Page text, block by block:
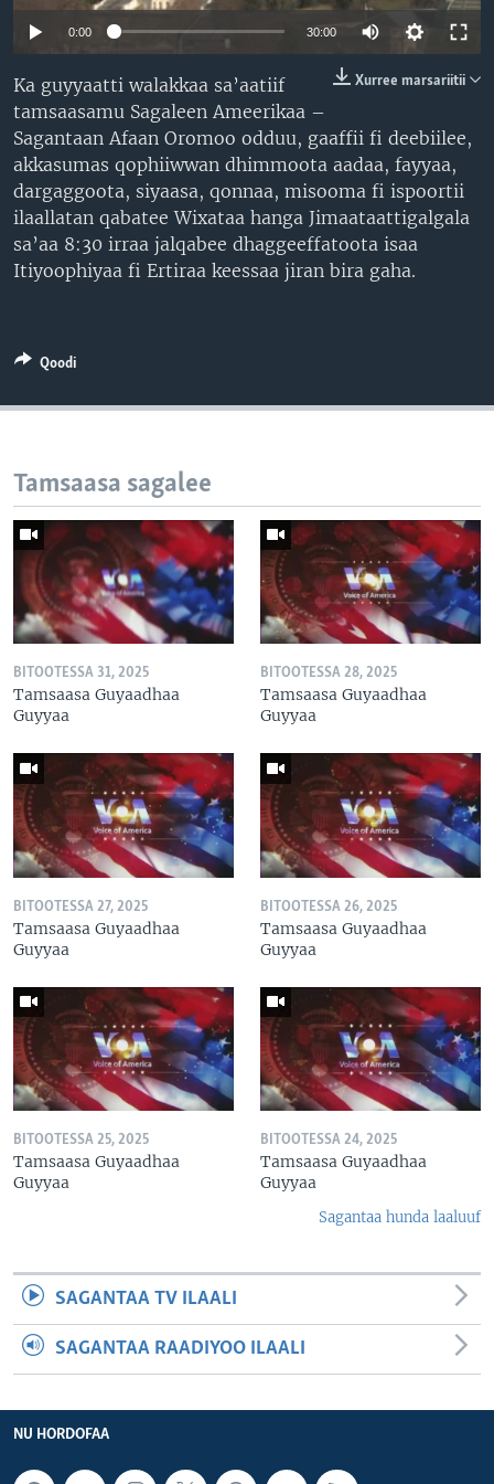
0:00 30:00
Xurree marsariitii
Ka guyyaatti walakkaa sa’aatiif
tamsaasamu Sagaleen Ameerikaa –
Sagantaan Afaan Oromoo odduu, gaaffii fi deebiilee,
akkasumas qophiiwwan dhimmoota aadaa, fayyaa,
dargaggoota, siyaasa, qonnaa, misooma fi ispoortii
ilaallatan qabatee Wixataa hanga Jimaataattigalgala
sa’aa 8:30 irraa jalqabee dhaggeeffatoota isaa
Itiyoophiyaa fi Ertiraa keessaa jiran bira gaha.
Qoodi
Tamsaasa sagalee
BITOOTESSA 31, 2025
Tamsaasa Guyaadhaa
Guyyaa
BITOOTESSA 28, 2025
Tamsaasa Guyaadhaa
Guyyaa
BITOOTESSA 27, 2025
Tamsaasa Guyaadhaa
Guyyaa
BITOOTESSA 26, 2025
Tamsaasa Guyaadhaa
Guyyaa
BITOOTESSA 25, 2025
Tamsaasa Guyaadhaa
Guyyaa
BITOOTESSA 24, 2025
Tamsaasa Guyaadhaa
Guyyaa
Sagantaa hunda laaluuf
SAGANTAA TV ILAALI
SAGANTAA RAADIYOO ILAALI
NU HORDOFAA